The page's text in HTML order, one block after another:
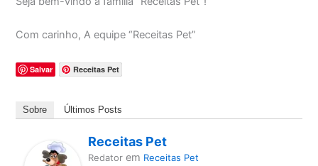
Com carinho, A equipe “Receitas Pet”
Salvar Receitas Pet
Sobre Últimos Posts
Receitas Pet
Redator em Receitas Pet